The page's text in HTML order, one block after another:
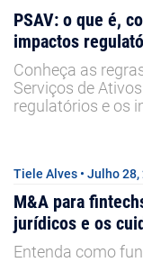
PSAV: o que é,
impactos
Conheça as
Serviços de
regulatórios e os
Tiele Alves • Julho 28,
M&A para
jurídicos e os
Entenda como